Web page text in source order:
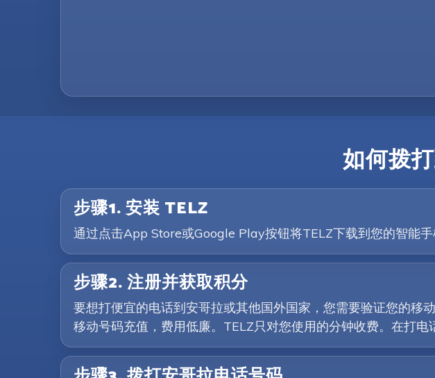
如何拨
步骤1. 安装 TELZ
通过点击App Store或Google Play按钮将TELZ下载到您的智能
步骤2. 注册并获取积分
要想打便宜的电话到安哥拉或其他国外国家，您需要验证您的
移动号码充值，费用低廉。TELZ只对您使用的分钟收费。在打电